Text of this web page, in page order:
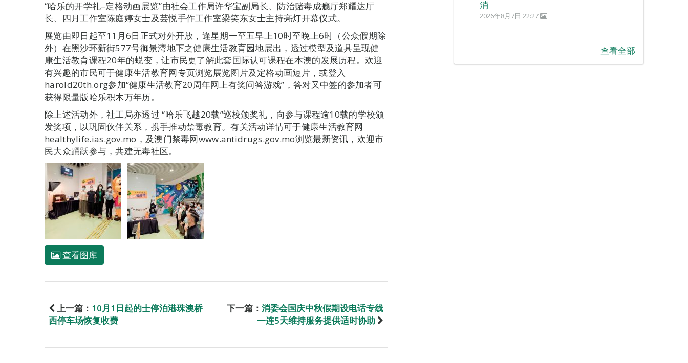
“哈乐的开学礼–定格动画展览”由社会工作局许华宝副局长、防治赌毒成瘾厅郑耀达厅
长、四月工作室陈庭婷女士及芸悦手作工作室梁笑东女士主持亮灯开幕仪式。
展览由即日起至11月6日正式对外开放，逢星期一至五早上10时至晚上6时（公众假期除
外）在黑沙环新街577号御景湾地下之健康生活教育园地展出，透过模型及道具呈现健
康生活教育课程20年的蜕变，让市民更了解此套国际认可课程在本澳的发展历程。欢迎
有兴趣的市民可于健康生活教育网专页浏览展览图片及定格动画短片，或登入
harold20th.org参加“健康生活教育20周年网上有奖问答游戏”，答对又中签的参加者可
获得限量版哈乐积木万年历。
除上述活动外，社工局亦透过 “哈乐飞越20载”巡校颁奖礼，向参与课程逾10载的学校颁
发奖项，以巩固伙伴关系，携手推动禁毒教育。有关活动详情可于健康生活教育网
healthylife.ias.gov.mo，及澳门禁毒网www.antidrugs.gov.mo浏览最新资讯，欢迎市
民大众踊跃参与，共建无毒社区。
查看图库
上一篇： 10月1日起的士停泊港珠澳桥
西停车场恢复收费
下一篇： 消委会国庆中秋假期设电话专线
一连5天维持服务提供适时协助
消
2026年8月7日 22:27
查看全部